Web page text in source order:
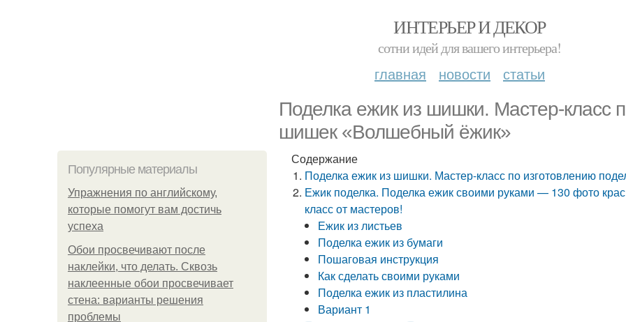
ИНТЕРЬЕР И ДЕКОР
сотни идей для вашего интерьера!
главная новости статьи
Поделка ежик из шишки. Мастер-класс
шишек «Волшебный ёжик»
Популярные материалы
Упражнения по английскому,
которые помогут вам достичь
успеха
Обои просвечивают после
наклейки, что делать. Сквозь
наклеенные обои просвечивает
стена: варианты решения
проблемы
Содержание
Поделка ежик из шишки. Мастер-класс по изготовлению
Ежик поделка. Поделка ежик своими руками — 130 фото
класс от мастеров!
Ежик из листьев
Поделка ежик из бумаги
Пошаговая инструкция
Как сделать своими руками
Поделка ежик из пластилина
Вариант 1